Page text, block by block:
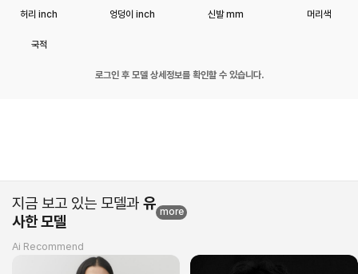
허리 inch 엉덩이 inch 신발 mm 머리색
국적
로그인 후 모델 상세정보를 확인할 수 있습니다.
지금 보고 있는 모델과 유
사한 모델
more
Ai Recommend